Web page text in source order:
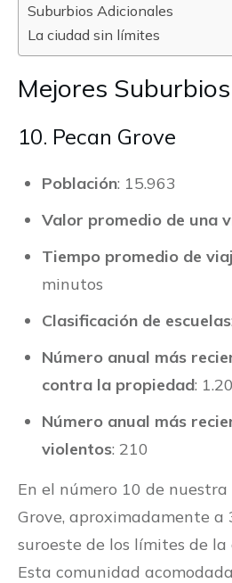
Suburbios Adicionales
La ciudad sin límites
Mejores
10. Pecan Grove
Población: 15.963
Valor promedio de una
Tiempo promedio de
minutos
Clasificación de escuelas
Número anual más
contra la propiedad:
Número anual más
violentos: 210
En el número 10 de
Grove, aproximadamente a
suroeste de los límites de
Esta comunidad